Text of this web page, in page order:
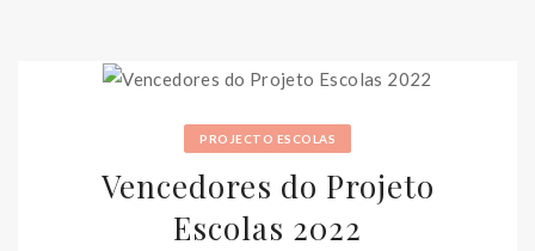
PROJECTO ESCOLAS
Vencedores do Projeto
Escolas 2022